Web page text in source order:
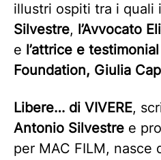
illustri ospiti tra i quali
Silvestre, l’Avvocato
e l’attrice e
Foundation, Giulia
Libere… di VIVERE,
Antonio Silvestre e
per MAC FILM, nasce